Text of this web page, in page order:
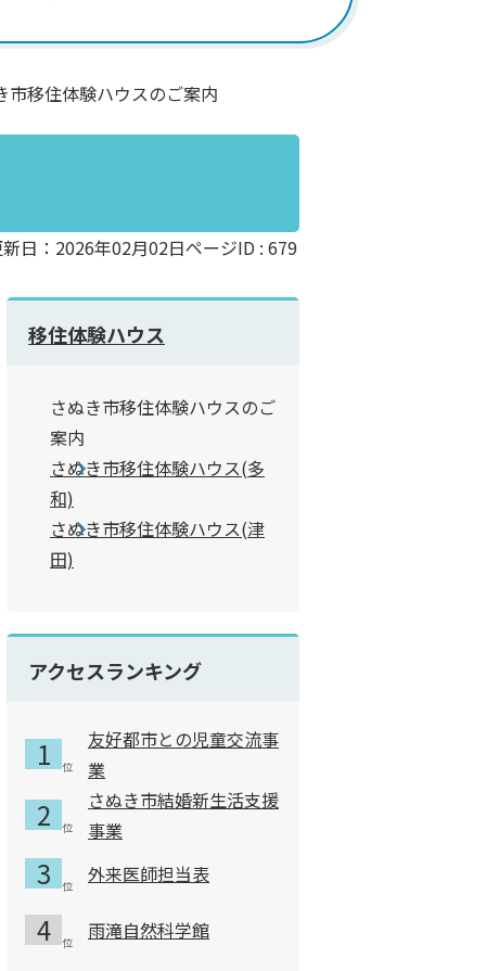
市移住体験ハウスのご案内
日：2026年02月02日ページID : 679
移住体験ハウス
さぬき市移住体験ハウスのご
案内
さぬき市移住体験ハウス(多
和)
さぬき市移住体験ハウス(津
田)
アクセスランキング
友好都市との児童交流事
業
さぬき市結婚新生活支援
事業
外来医師担当表
雨滝自然科学館